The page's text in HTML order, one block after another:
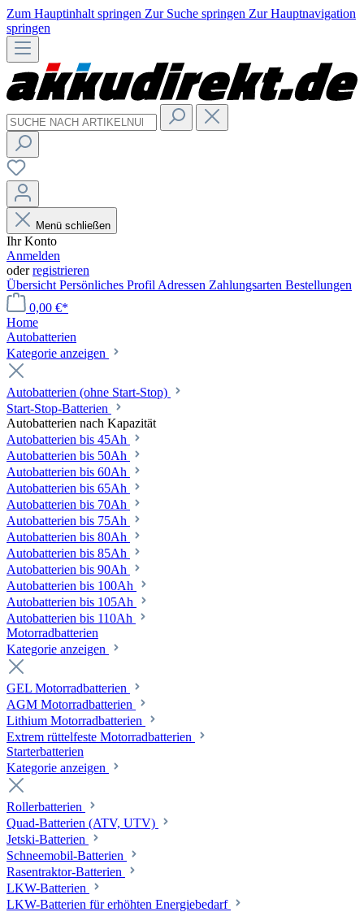
Zum Hauptinhalt springen Zur Suche springen Zur Hauptnavigation
springen
Menü schließen
Ihr Konto
Anmelden
oderregistrieren
Übersicht Persönliches Profil Adressen Zahlungsarten Bestellungen
0,00 €*
Home
Autobatterien
Kategorie anzeigen
Autobatterien (ohne Start-Stop)
Start-Stop-Batterien
Autobatterien nach Kapazität
Autobatterien bis 45Ah
Autobatterien bis 50Ah
Autobatterien bis 60Ah
Autobatterien bis 65Ah
Autobatterien bis 70Ah
Autobatterien bis 75Ah
Autobatterien bis 80Ah
Autobatterien bis 85Ah
Autobatterien bis 90Ah
Autobatterien bis 100Ah
Autobatterien bis 105Ah
Autobatterien bis 110Ah
Motorradbatterien
Kategorie anzeigen
GEL Motorradbatterien
AGM Motorradbatterien
Lithium Motorradbatterien
Extrem rüttelfeste Motorradbatterien
Starterbatterien
Kategorie anzeigen
Rollerbatterien
Quad-Batterien (ATV, UTV)
Jetski-Batterien
Schneemobil-Batterien
Rasentraktor-Batterien
LKW-Batterien
LKW-Batterien für erhöhten Energiebedarf